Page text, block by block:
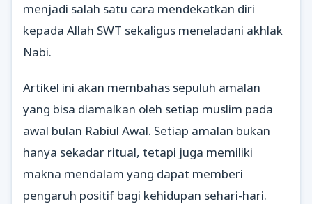
menjadi salah satu cara mendekatkan diri
kepada Allah SWT sekaligus meneladani akhlak
Nabi.
Artikel ini akan membahas sepuluh amalan
yang bisa diamalkan oleh setiap muslim pada
awal bulan Rabiul Awal. Setiap amalan bukan
hanya sekadar ritual, tetapi juga memiliki
makna mendalam yang dapat memberi
pengaruh positif bagi kehidupan sehari-hari.